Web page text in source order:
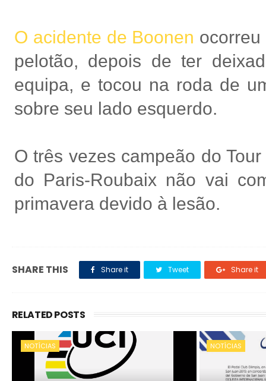
O acidente de Boonen
pelotão, depois de ter
equipa, e tocou na roda de
sobre seu lado esquerdo.
O três vezes campeão do
do Paris-Roubaix não vai
primavera devido à lesão.
SHARE THIS Share it Tweet Share it
RELATED POSTS
NOTÍCIAS NOTÍCIAS